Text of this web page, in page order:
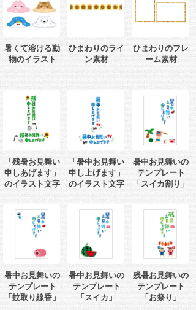
暑くて溶ける動
物のイラスト
ひまわりのライ
ン素材
ひまわりのフレ
ーム素材
「残暑お見舞い
申しあげます」
のイラスト文字
「暑中お見舞い
申し上げます」
のイラスト文字
暑中お見舞いの
テンプレート
「スイカ割り」
暑中お見舞いの
テンプレート
「蚊取り線香」
暑中お見舞いの
テンプレート
「スイカ」
残暑お見舞いの
テンプレート
「お祭り」